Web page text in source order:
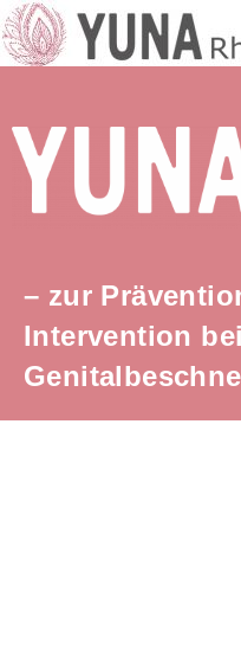
– zur
Intervention